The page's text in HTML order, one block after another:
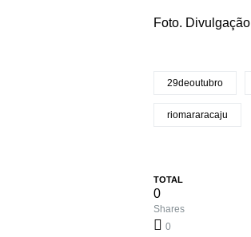
Foto. Divulgação
29deoutubro
riomararacaju
TOTAL
0
Shares
0